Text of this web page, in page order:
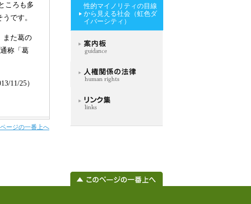
ころも多
です。
また葛の
称「葛
11/25）
ージの一番上へ
性的マイノリティの目線
から見える社会（虹色ダ
イバーシティ）